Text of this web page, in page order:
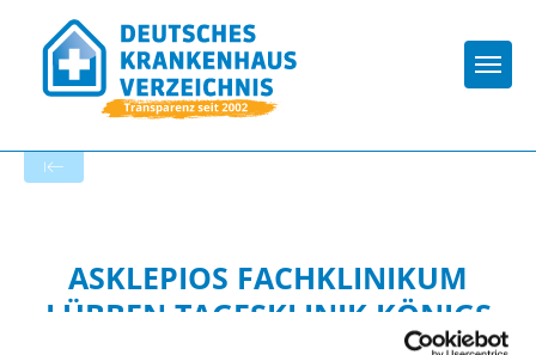
ASKLEPIOS FACHKLINIKUM
LÜBBEN TAGESKLINIK KÖNIGS